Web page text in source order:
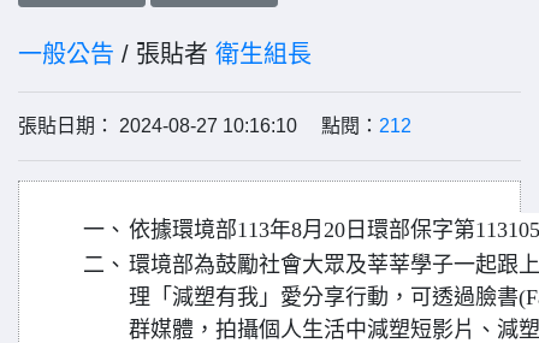
一般公告 / 張貼者 衛生組長
張貼日期： 2024-08-27 10:16:10 點閱： 212
一、 依據環境部113年8月20日環部保字第
二、 環境部為鼓勵社會大眾及莘莘學子一起跟
理「減塑有我」愛分享行動，可透過臉書
群媒體，拍攝個人生活中減塑短影片、減